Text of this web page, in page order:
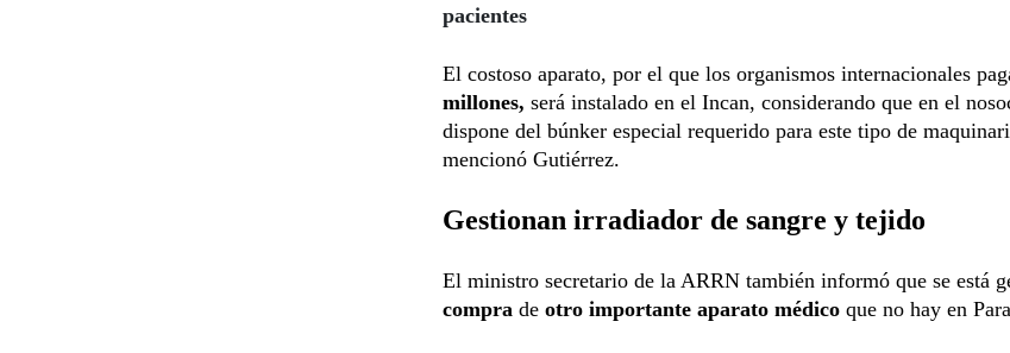
pacientes
El costoso aparato, por el que los organismos internacionales
millones, será instalado en el Incan, considerando que en el
dispone del búnker especial requerido para este tipo de
mencionó Gutiérrez.
Gestionan irradiador de sangre y tejido
El ministro secretario de la ARRN también informó que se está
compra de otro importante aparato médico que no hay en